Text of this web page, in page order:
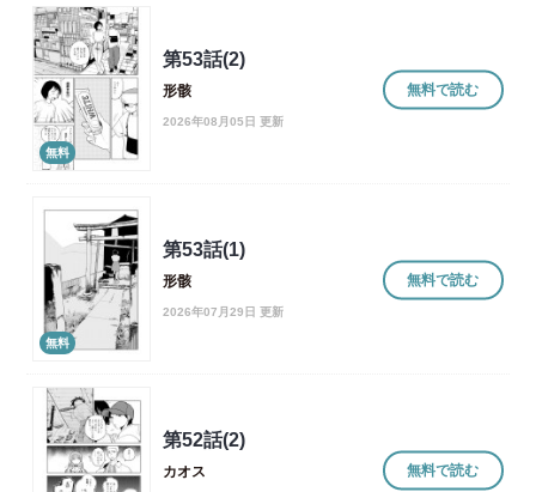
無料
第53話(2)
形骸
2026年08月05日 更新
無料で読む
無料
第53話(1)
形骸
2026年07月29日 更新
無料で読む
第52話(2)
カオス 無料で読む